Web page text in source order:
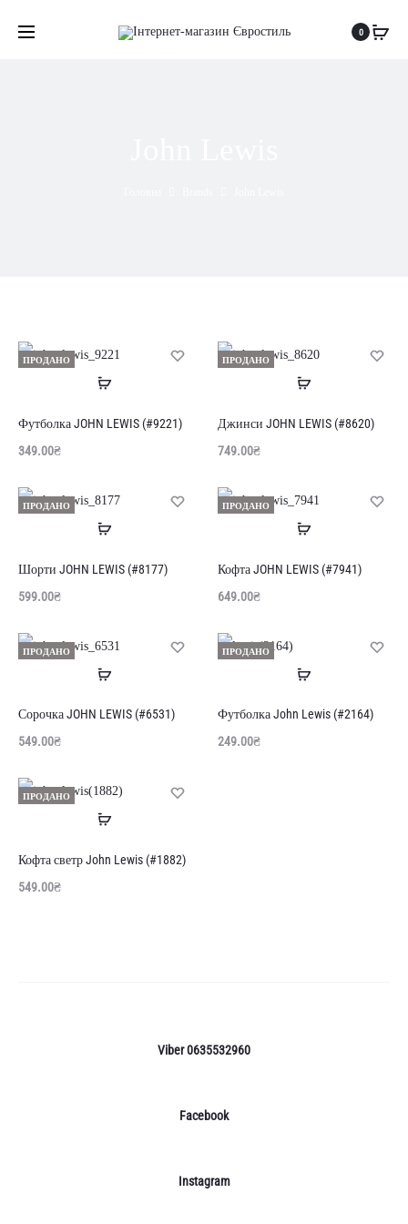
0
ПРОДАНО
Читати
Футболка JOHN LEWIS (#9221)
349.00₴
ПРОДАНО
Читати
Джинси JOHN LEWIS (#8620)
749.00₴
ПРОДАНО
Читати
Шорти JOHN LEWIS (#8177)
599.00₴
ПРОДАНО
Читати
Кофта JOHN LEWIS (#7941)
649.00₴
ПРОДАНО
Читати
Сорочка JOHN LEWIS (#6531)
549.00₴
ПРОДАНО
Читати
Футболка John Lewis (#2164)
249.00₴
ПРОДАНО
Читати
Кофта светр John Lewis (#1882)
549.00₴
Viber 0635532960
Facebook
Instagram